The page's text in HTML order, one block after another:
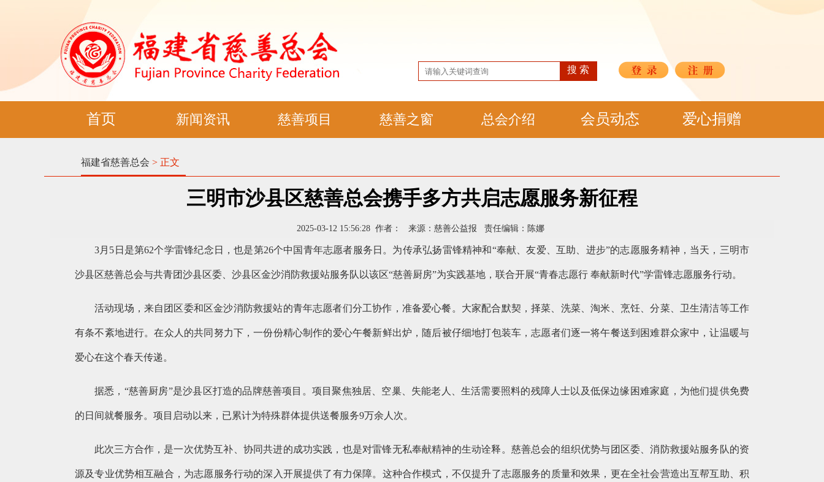
搜 索
首页 新闻资讯 慈善项目 慈善之窗 总会介绍 会员动态 爱心捐赠
福建省慈善总会 > 正文
三明市沙县区慈善总会携手多方共启志愿服务新征程
2025-03-12 15:56:28 作者： 来源：慈善公益报 责任编辑：陈娜
3月5日是第62个学雷锋纪念日，也是第26个中国青年志愿者服务日。为传承弘扬雷锋精神和“奉献、友爱、互助、进步”的志愿服务精神，当天，三明市
沙县区慈善总会与共青团沙县区委、沙县区金沙消防救援站服务队以该区“慈善厨房”为实践基地，联合开展“青春志愿行 奉献新时代”学雷锋志愿服务行动。
活动现场，来自团区委和区金沙消防救援站的青年志愿者们分工协作，准备爱心餐。大家配合默契，择菜、洗菜、淘米、烹饪、分菜、卫生清洁等工作
有条不紊地进行。在众人的共同努力下，一份份精心制作的爱心午餐新鲜出炉，随后被仔细地打包装车，志愿者们逐一将午餐送到困难群众家中，让温暖与
爱心在这个春天传递。
据悉，“慈善厨房”是沙县区打造的品牌慈善项目。项目聚焦独居、空巢、失能老人、生活需要照料的残障人士以及低保边缘困难家庭，为他们提供免费
的日间就餐服务。项目启动以来，已累计为特殊群体提供送餐服务9万余人次。
此次三方合作，是一次优势互补、协同共进的成功实践，也是对雷锋无私奉献精神的生动诠释。慈善总会的组织优势与团区委、消防救援站服务队的资
源及专业优势相互融合，为志愿服务行动的深入开展提供了有力保障。这种合作模式，不仅提升了志愿服务的质量和效果，更在全社会营造出互帮互助、积